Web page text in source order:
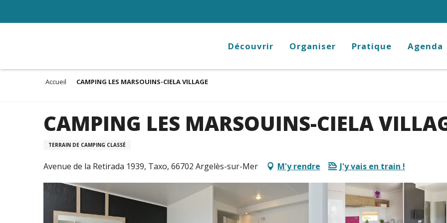
Découvrir Organiser Pratique Agenda
Accueil CAMPING LES MARSOUINS-CIELA VILLAGE
CAMPING LES MARSOUINS-CIELA
TERRAIN DE CAMPING CLASSÉ
Avenue de la Retirada 1939, Taxo, 66702 Argelès-sur-Mer M'y rendre J'y vais en train !